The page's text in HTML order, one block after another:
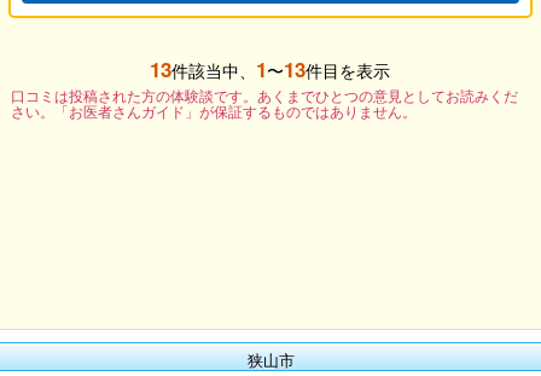
13件該当中、 1〜13件目を表示
口コミは投稿された方の体験談です。あくまでひとつの意見としてお読みくだ
さい。「お医者さんガイド」が保証するものではありません。
狭山市